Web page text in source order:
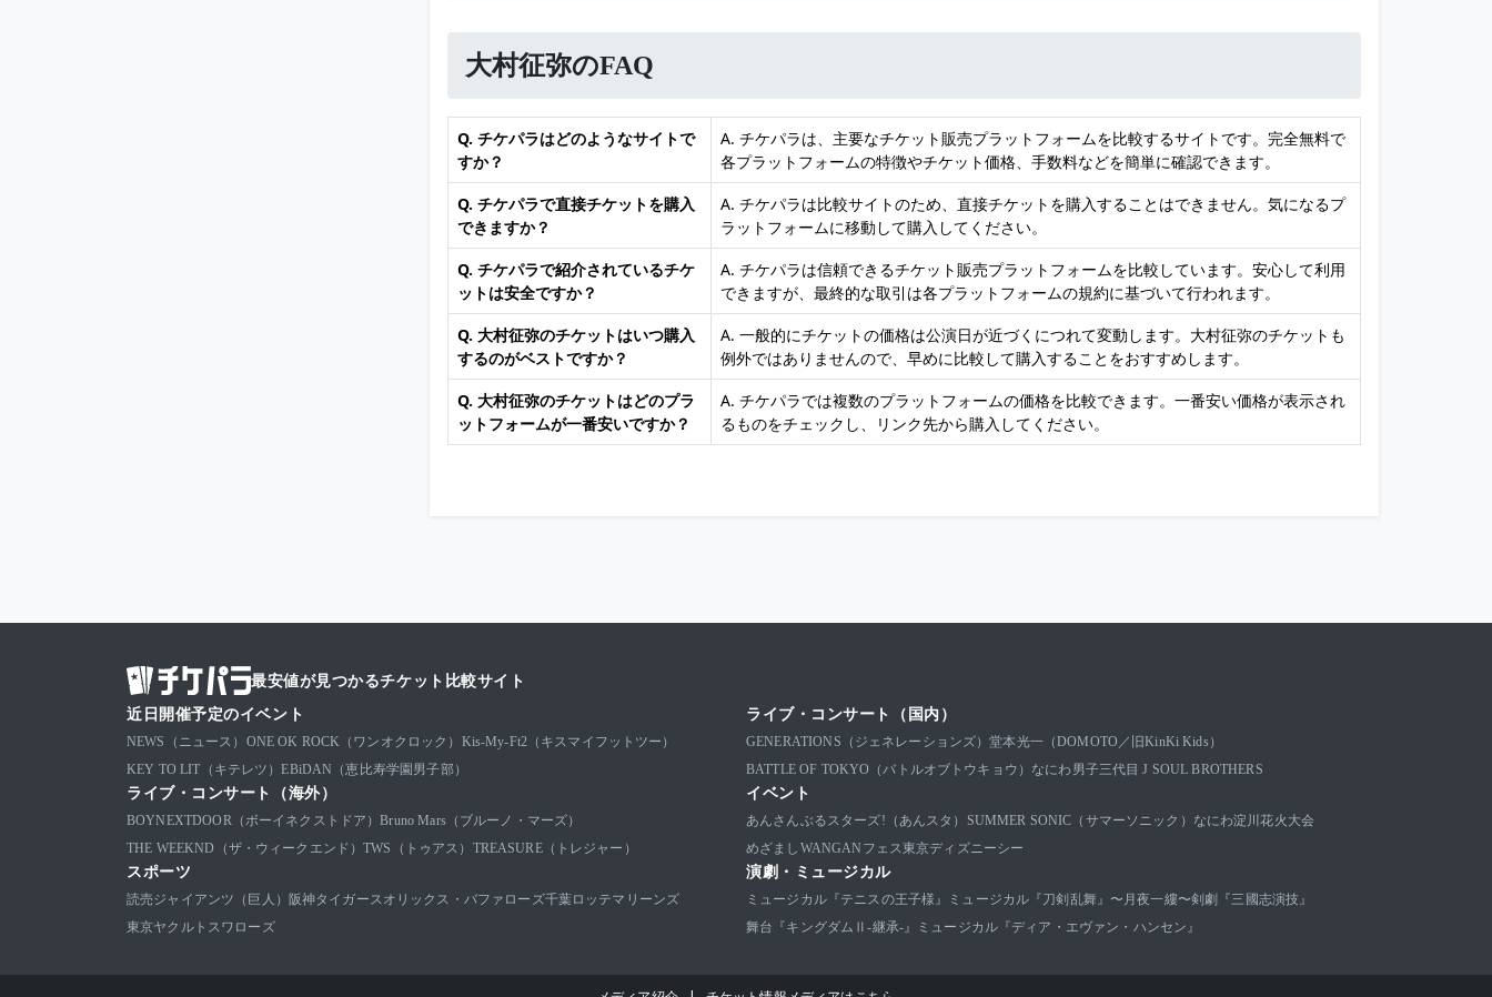
大村征弥のFAQ
Q. チケパラはどのようなサイトで
すか？
A. チケパラは、主要なチケット販売プラットフォームを比較するサイトです。完全無料で
各プラットフォームの特徴やチケット価格、手数料などを簡単に確認できます。
Q. チケパラで直接チケットを購入
できますか？
A. チケパラは比較サイトのため、直接チケットを購入することはできません。気になるプ
ラットフォームに移動して購入してください。
Q. チケパラで紹介されているチケ
ットは安全ですか？
A. チケパラは信頼できるチケット販売プラットフォームを比較しています。安心して利用
できますが、最終的な取引は各プラットフォームの規約に基づいて行われます。
Q. 大村征弥のチケットはいつ購入
するのがベストですか？
A. 一般的にチケットの価格は公演日が近づくにつれて変動します。大村征弥のチケットも
例外ではありませんので、早めに比較して購入することをおすすめします。
Q. 大村征弥のチケットはどのプラ
ットフォームが一番安いですか？
A. チケパラでは複数のプラットフォームの価格を比較できます。一番安い価格が表示され
るものをチェックし、リンク先から購入してください。
最安値が見つかるチケット比較サイト
近日開催予定のイベント
NEWS（ニュース） ONE OK ROCK（ワンオクロック） Kis-My-Ft2（キスマイフットツー）
KEY TO LIT（キテレツ）EBiDAN（恵比寿学園男子部）
ライブ・コンサート（国内）
GENERATIONS（ジェネレーションズ）堂本光一（DOMOTO／旧KinKi Kids）
BATTLE OF TOKYO（バトルオブトウキョウ） なにわ男子三代目 J SOUL BROTHERS
ライブ・コンサート（海外）
BOYNEXTDOOR（ボーイネクストドア）Bruno Mars（ブルーノ・マーズ）
THE WEEKND（ザ・ウィークエンド）TWS（トゥアス） TREASURE（トレジャー）
イベント
あんさんぶるスターズ!（あんスタ） SUMMER SONIC（サマーソニック） なにわ淀川花火大会
めざましWANGANフェス東京ディズニーシー
スポーツ
読売ジャイアンツ（巨人） 阪神タイガースオリックス・バファローズ千葉ロッテマリーンズ
東京ヤクルトスワローズ
演劇・ミュージカル
ミュージカル『テニスの王子様』 ミュージカル『刀剣乱舞』〜月夜一縷〜剣劇『三國志演技』
舞台『キングダムⅡ-継承-』
ミュージカル『ディア・エヴァン・ハンセン』